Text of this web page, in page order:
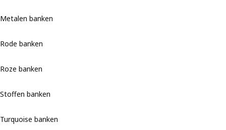
Metalen banken
Rode banken
Roze banken
Stoffen banken
Turquoise banken